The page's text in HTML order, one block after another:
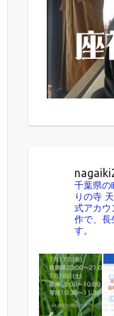
千葉県の
りの寺
式アカウ
作で、長
す。